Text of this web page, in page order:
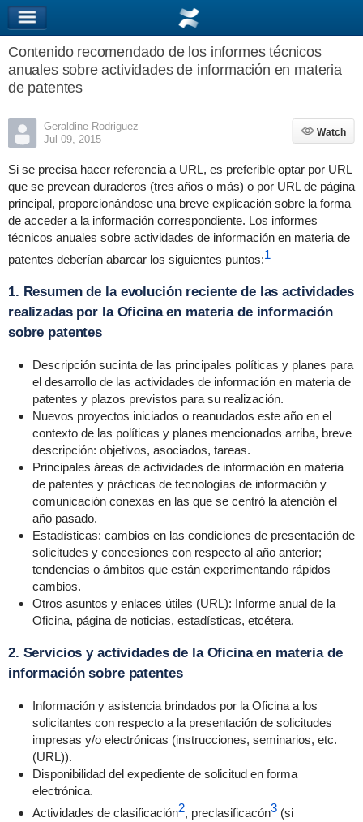
Contenido recomendado de los informes técnicos
anuales sobre actividades de información en materia
de patentes
Geraldine Rodriguez
Jul 09, 2015
Watch
Watch
Si se precisa hacer referencia a URL, es preferible optar por URL
que se prevean duraderos (tres años o más) o por URL de página
principal, proporcionándose una breve explicación sobre la forma
de acceder a la información correspondiente. Los informes
técnicos anuales sobre actividades de información en materia de
patentes deberían abarcar los siguientes puntos:1
1. Resumen de la evolución reciente de las actividades
realizadas por la Oficina en materia de información
sobre patentes
Descripción sucinta de las principales políticas y planes para
el desarrollo de las actividades de información en materia de
patentes y plazos previstos para su realización.
Nuevos proyectos iniciados o reanudados este año en el
contexto de las políticas y planes mencionados arriba, breve
descripción: objetivos, asociados, tareas.
Principales áreas de actividades de información en materia
de patentes y prácticas de tecnologías de información y
comunicación conexas en las que se centró la atención el
año pasado.
Estadísticas: cambios en las condiciones de presentación de
solicitudes y concesiones con respecto al año anterior;
tendencias o ámbitos que están experimentando rápidos
cambios.
Otros asuntos y enlaces útiles (URL): Informe anual de la
Oficina, página de noticias, estadísticas, etcétera.
2. Servicios y actividades de la Oficina en materia de
información sobre patentes
Información y asistencia brindados por la Oficina a los
solicitantes con respecto a la presentación de solicitudes
impresas y/o electrónicas (instrucciones, seminarios, etc.
(URL)).
Disponibilidad del expediente de solicitud en forma
electrónica.
Actividades de clasificación2, preclasificacón3(si